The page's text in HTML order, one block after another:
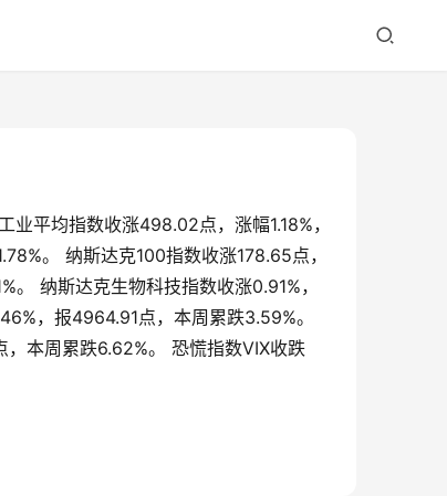
平均指数收涨498.02点，涨幅1.18%，
。 纳斯达克100指数收涨178.65点，
纳斯达克生物科技指数收涨0.91%，
，报4964.91点，本周累跌3.59%。
，本周累跌6.62%。 恐慌指数VIX收跌